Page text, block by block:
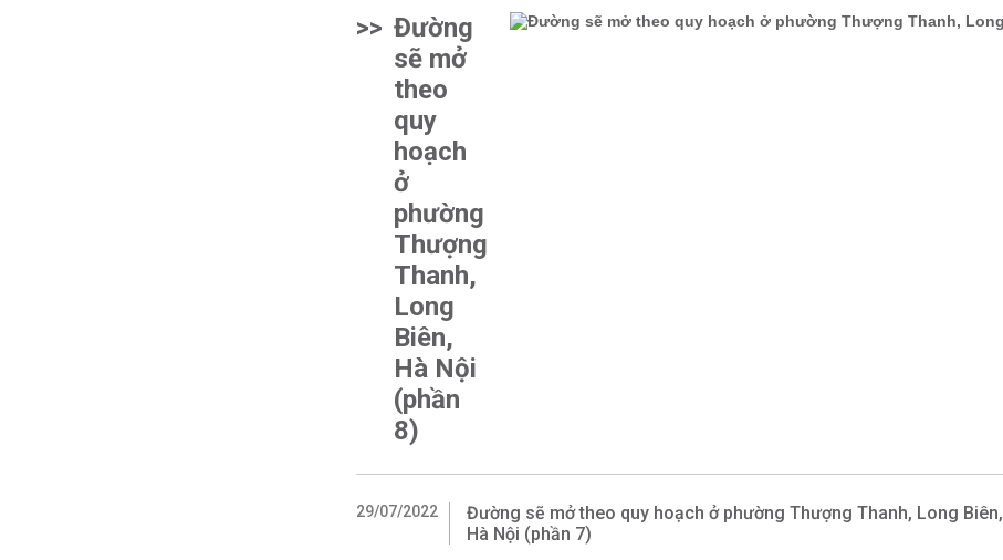
>> Đường
sẽ mở
theo
quy
hoạch
ở
phường
Thượng
Thanh,
Long
Biên,
Hà Nội
(phần
8)
29/07/2022
Đường sẽ mở theo quy hoạch ở phường Thượng Thanh, Long Biên,
Hà Nội (phần 7)